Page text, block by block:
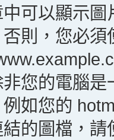
可以顯示
則，您必
您的電腦
如您的
的圖檔，